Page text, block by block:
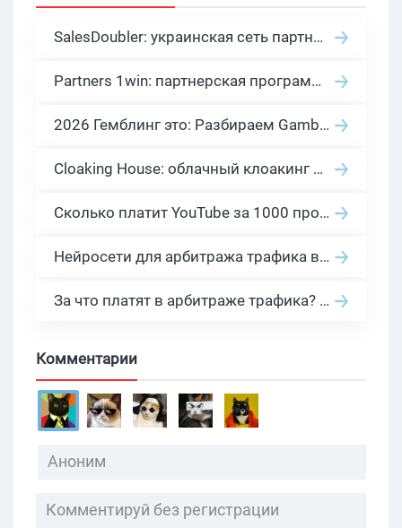
SalesDoubler: украинская сеть партнерских программ с оплатой за действие
Partners 1win: партнерская программа казино в нише гемблинг арбитраж
2026 Гемблинг это: Разбираем Gambling вертикаль, и все что связано с гемблинг и беттинг офферами
Cloaking House: облачный клоакинг для фильтрации ботов FB и Google Ads — гайд PHP-интеграции 2026
Сколько платит YouTube за 1000 просмотров в 2026: реальные цифры от 0.5 до 36 USD по ГЕО
Нейросети для арбитража трафика в 2026: инструменты, кейсы и AI-медиабайеры
За что платят в арбитраже трафика? 30 моделей оплаты в бурж и СНГ партнерках
Комментарии